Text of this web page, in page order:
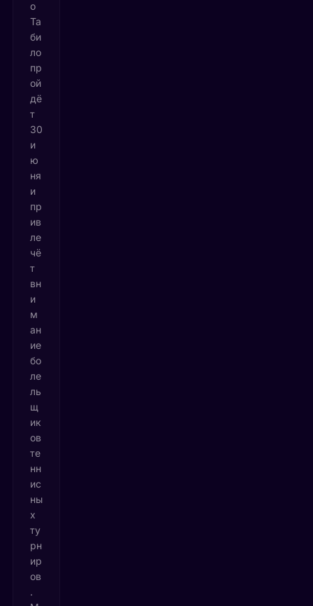
о
Та
би
ло
пр
ой
дё
т
30
и
ю
ня
и
пр
ив
ле
чё
т
вн
и
м
ан
ие
бо
ле
ль
щ
ик
ов
те
нн
ис
ны
х
ту
рн
ир
ов
.